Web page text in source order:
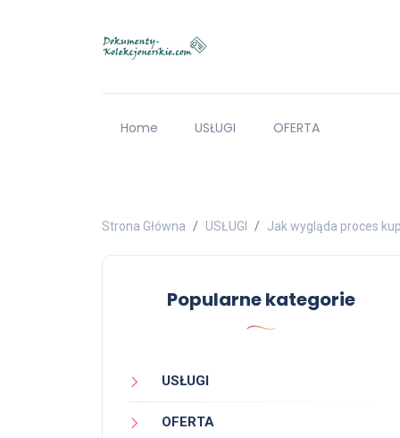
Home USŁUGI OFERTA
Strona Główna USŁUGI Jak wygląda proces
Popularne kategorie
USŁUGI
OFERTA